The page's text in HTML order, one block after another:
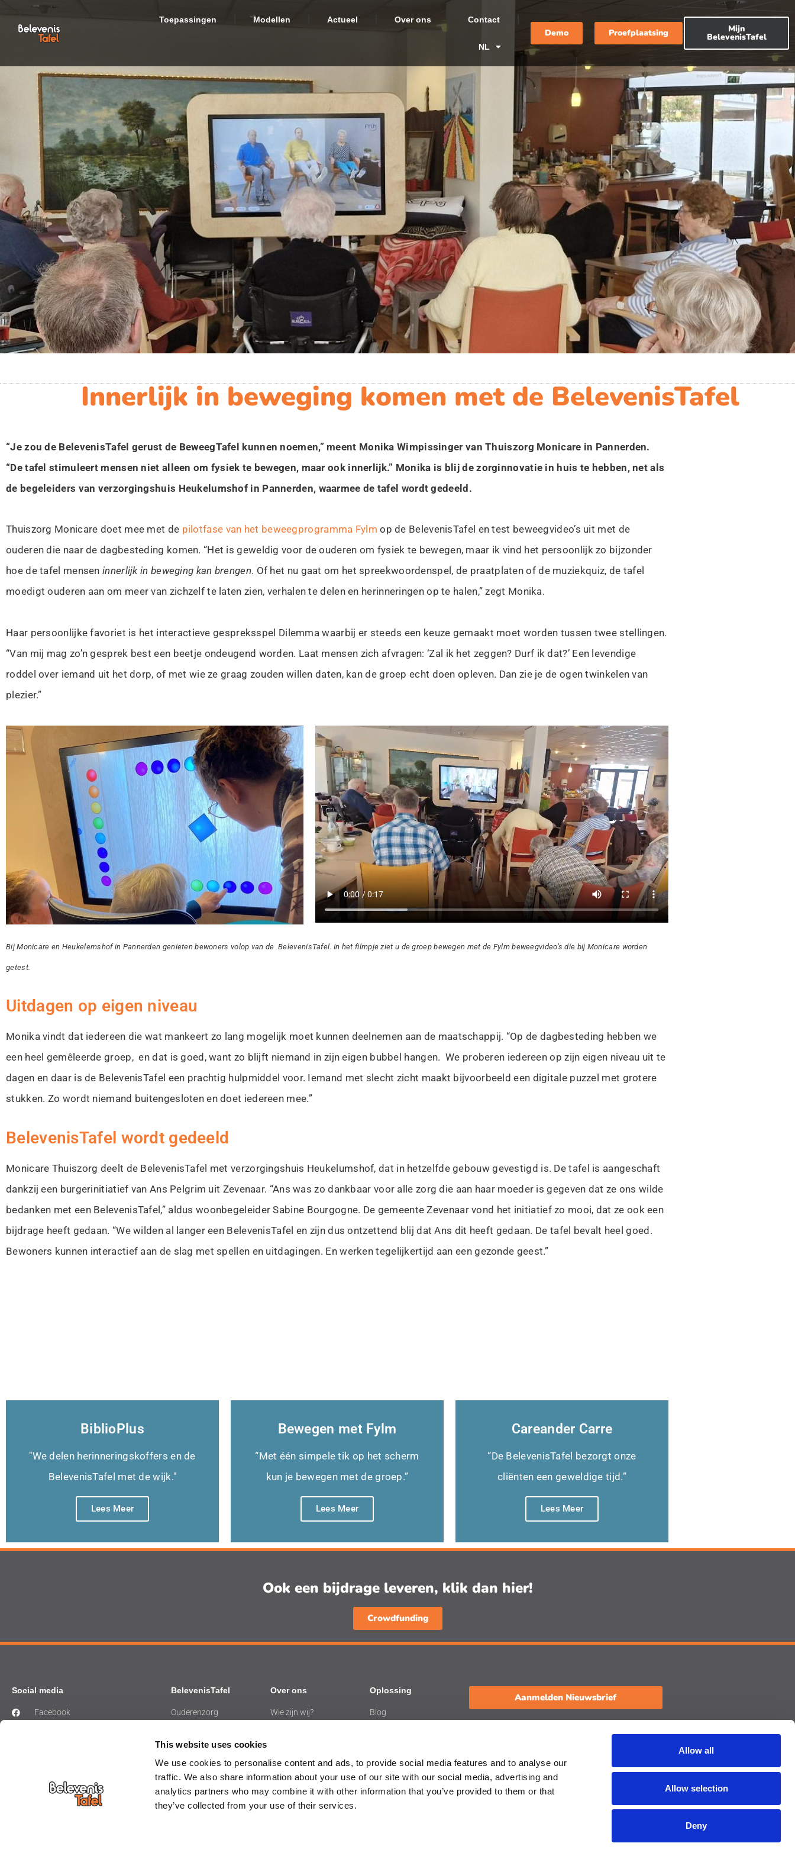
This website uses cookies
We use cookies to personalise content and ads, to provide social media features and to analyse our
traffic. We also share information about your use of our site with our social media, advertising and
analytics partners who may combine it with other information that you’ve provided to them or that
they’ve collected from your use of their services.
Allow all
Allow selection
Deny
Toepassingen Modellen Actueel Over ons Contact
NL
Demo Proefplaatsing Mijn
BelevenisTafel
Innerlijk in beweging komen met de BelevenisTafel
“Je zou de BelevenisTafel gerust de BeweegTafel kunnen noemen,” meent Monika Wimpissinger van Thuiszorg Monicare in Pannerden.
“De tafel stimuleert mensen niet alleen om fysiek te bewegen, maar ook innerlijk.” Monika is blij de zorginnovatie in huis te hebben, net als
de begeleiders van verzorgingshuis Heukelumshof in Pannerden, waarmee de tafel wordt gedeeld.
Thuiszorg Monicare doet mee met de pilotfase van het beweegprogramma Fylm op de BelevenisTafel en test beweegvideo’s uit met de
ouderen die naar de dagbesteding komen. “Het is geweldig voor de ouderen om fysiek te bewegen, maar ik vind het persoonlijk zo bijzonder
hoe de tafel mensen innerlijk in beweging kan brengen. Of het nu gaat om het spreekwoordenspel, de praatplaten of de muziekquiz, de tafel
moedigt ouderen aan om meer van zichzelf te laten zien, verhalen te delen en herinneringen op te halen,” zegt Monika.
Haar persoonlijke favoriet is het interactieve gespreksspel Dilemma waarbij er steeds een keuze gemaakt moet worden tussen twee stellingen.
“Van mij mag zo’n gesprek best een beetje ondeugend worden. Laat mensen zich afvragen: ‘Zal ik het zeggen? Durf ik dat?’ Een levendige
roddel over iemand uit het dorp, of met wie ze graag zouden willen daten, kan de groep echt doen opleven. Dan zie je de ogen twinkelen van
plezier.”
Bij Monicare en Heukelemshof in Pannerden genieten bewoners volop van de BelevenisTafel. In het filmpje ziet u de groep bewegen met de Fylm beweegvideo’s die bij Monicare worden
getest.
Uitdagen op eigen niveau
Monika vindt dat iedereen die wat mankeert zo lang mogelijk moet kunnen deelnemen aan de maatschappij. “Op de dagbesteding hebben we
een heel gemêleerde groep, en dat is goed, want zo blijft niemand in zijn eigen bubbel hangen. We proberen iedereen op zijn eigen niveau uit te
dagen en daar is de BelevenisTafel een prachtig hulpmiddel voor. Iemand met slecht zicht maakt bijvoorbeeld een digitale puzzel met grotere
stukken. Zo wordt niemand buitengesloten en doet iedereen mee.”
BelevenisTafel wordt gedeeld
Monicare Thuiszorg deelt de BelevenisTafel met verzorgingshuis Heukelumshof, dat in hetzelfde gebouw gevestigd is. De tafel is aangeschaft
dankzij een burgerinitiatief van Ans Pelgrim uit Zevenaar. “Ans was zo dankbaar voor alle zorg die aan haar moeder is gegeven dat ze ons wilde
bedanken met een BelevenisTafel,” aldus woonbegeleider Sabine Bourgogne. De gemeente Zevenaar vond het initiatief zo mooi, dat ze ook een
bijdrage heeft gedaan. “We wilden al langer een BelevenisTafel en zijn dus ontzettend blij dat Ans dit heeft gedaan. De tafel bevalt heel goed.
Bewoners kunnen interactief aan de slag met spellen en uitdagingen. En werken tegelijkertijd aan een gezonde geest.”
BiblioPlus
"We delen herinneringskoffers en de
BelevenisTafel met de wijk."
Lees Meer
Bewegen met Fylm
“Met één simpele tik op het scherm
kun je bewegen met de groep.”
Lees Meer
Careander Carre
“De BelevenisTafel bezorgt onze
cliënten een geweldige tijd.”
Lees Meer
Ook een bijdrage leveren, klik dan hier!
Crowdfunding
Social media
Facebook
BelevenisTafel
Ouderenzorg
Ziekenhuiszorg
Bibliotheek
Over ons
Wie zijn wij?
Oplossing
Blog
Aanmelden Nieuwsbrief
Laat een review achter